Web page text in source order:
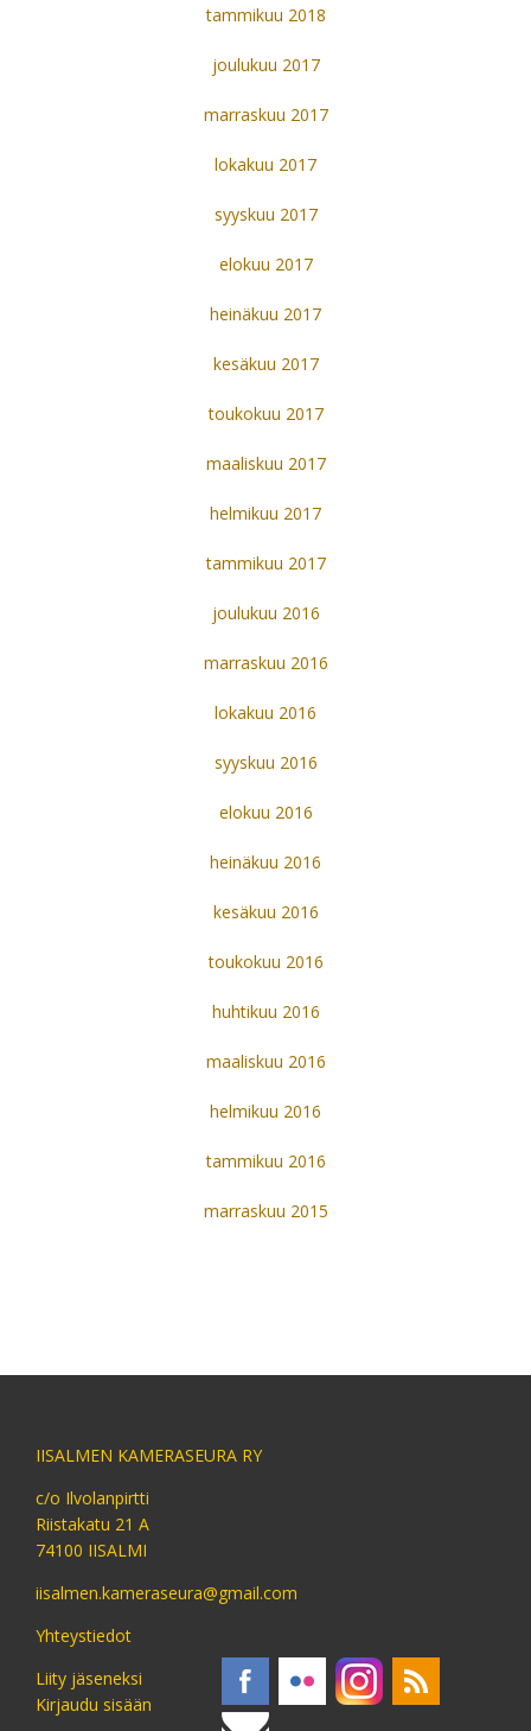
tammikuu 2018
joulukuu 2017
marraskuu 2017
lokakuu 2017
syyskuu 2017
elokuu 2017
heinäkuu 2017
kesäkuu 2017
toukokuu 2017
maaliskuu 2017
helmikuu 2017
tammikuu 2017
joulukuu 2016
marraskuu 2016
lokakuu 2016
syyskuu 2016
elokuu 2016
heinäkuu 2016
kesäkuu 2016
toukokuu 2016
huhtikuu 2016
maaliskuu 2016
helmikuu 2016
tammikuu 2016
marraskuu 2015
IISALMEN KAMERASEURA RY
c/o Ilvolanpirtti
Riistakatu 21 A
74100 IISALMI
iisalmen.kameraseura@gmail.com
Yhteystiedot
Liity jäseneksi
Kirjaudu sisään